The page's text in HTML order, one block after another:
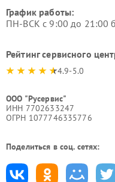
График работы:
ПН-ВСК с 9:00 до 21:00
Рейтинг сервисного
4.9-5.0
ООО "Русервис"
ИНН 7702633247
ОГРН 1077746335776
Поделиться в соц. сетях: